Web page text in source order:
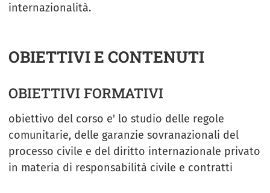
internazionalità.
OBIETTIVI E CONTENUTI
OBIETTIVI FORMATIVI
obiettivo del corso e' lo studio delle regole
comunitarie, delle garanzie sovranazionali del
processo civile e del diritto internazionale privato
in materia di responsabilità civile e contratti